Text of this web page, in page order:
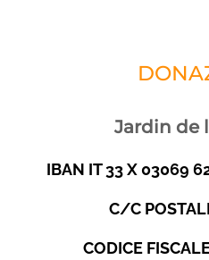
Jardin de
IBAN IT 33 X 03069
C/C
CODICE